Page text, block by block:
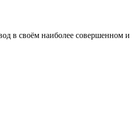
в своём наиболее совершенном и